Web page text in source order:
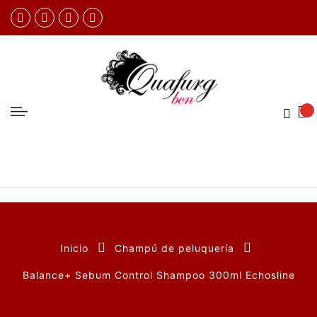
Inicio Champú de peluquería
Balance+ Sebum Control Shampoo 300ml Echosline